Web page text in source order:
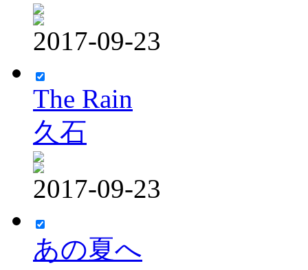
2017-09-23
The Rain
久石
2017-09-23
あの夏へ